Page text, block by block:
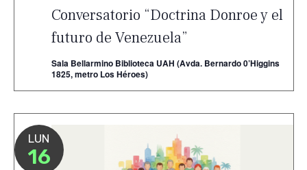
Conversatorio “Doctrina Donroe y el
futuro de Venezuela”
Sala Bellarmino Biblioteca UAH (Avda. Bernardo 0’Higgins
1825, metro Los Héroes)
LUN
16